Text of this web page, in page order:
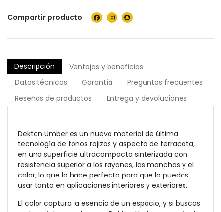
Compartir producto
Descripción
Ventajas y beneficios
Datos técnicos
Garantía
Preguntas frecuentes
Reseñas de productos
Entrega y devoluciones
Dekton Umber es un nuevo material de última
tecnología de tonos rojizos y aspecto de terracota,
en una superficie ultracompacta sinterizada con
resistencia superior a los rayones, las manchas y el
calor, lo que lo hace perfecto para que lo puedas
usar tanto en aplicaciones interiores y exteriores.
El color captura la esencia de un espacio, y si buscas